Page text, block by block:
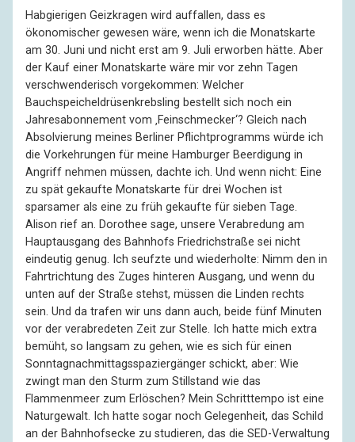
Habgierigen Geizkragen wird auffallen, dass es
ökonomischer gewesen wäre, wenn ich die Monatskarte
am 30. Juni und nicht erst am 9. Juli erworben hätte. Aber
der Kauf einer Monatskarte wäre mir vor zehn Tagen
verschwenderisch vorgekommen: Welcher
Bauchspeicheldrüsenkrebsling bestellt sich noch ein
Jahresabonnement vom ‚Feinschmecker‘? Gleich nach
Absolvierung meines Berliner Pflichtprogramms würde ich
die Vorkehrungen für meine Hamburger Beerdigung in
Angriff nehmen müssen, dachte ich. Und wenn nicht: Eine
zu spät gekaufte Monatskarte für drei Wochen ist
sparsamer als eine zu früh gekaufte für sieben Tage.
Alison rief an. Dorothee sage, unsere Verabredung am
Hauptausgang des Bahnhofs Friedrichstraße sei nicht
eindeutig genug. Ich seufzte und wiederholte: Nimm den in
Fahrtrichtung des Zuges hinteren Ausgang, und wenn du
unten auf der Straße stehst, müssen die Linden rechts
sein. Und da trafen wir uns dann auch, beide fünf Minuten
vor der verabredeten Zeit zur Stelle. Ich hatte mich extra
bemüht, so langsam zu gehen, wie es sich für einen
Sonntagnachmittagsspaziergänger schickt, aber: Wie
zwingt man den Sturm zum Stillstand wie das
Flammenmeer zum Erlöschen? Mein Schritttempo ist eine
Naturgewalt. Ich hatte sogar noch Gelegenheit, das Schild
an der Bahnhofsecke zu studieren, das die SED-Verwaltung